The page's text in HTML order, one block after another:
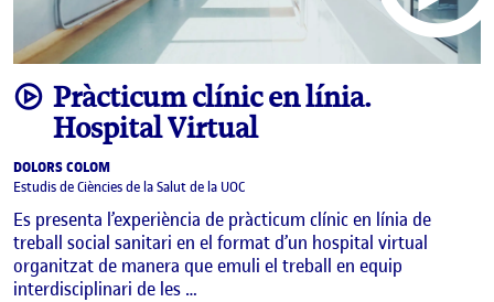
videoPràcticum clínic en línia.
Hospital Virtual
DOLORS COLOM
Estudis de Ciències de la Salut de la UOC
Es presenta l’experiència de pràcticum clínic en línia de
treball social sanitari en el format d’un hospital virtual
organitzat de manera que emuli el treball en equip
interdisciplinari de les …